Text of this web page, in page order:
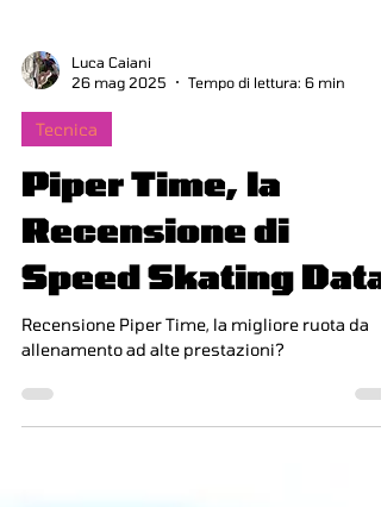
Luca Caiani
26 mag 2025
Piper Time, la
Recensione di
Speed Skating Data
Recensione Piper Time, la migliore ruota da